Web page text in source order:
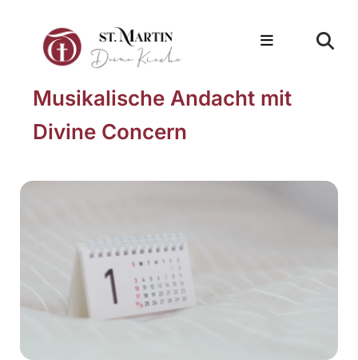
Musikalische Andacht mit
Divine Concern